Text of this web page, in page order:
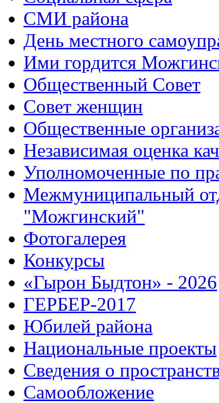
СМИ района
День местного
Ими гордится
Общественный Совет
Совет женщин
Общественные
Независимая оценка
Уполномоченные по
Межмуниципальный
"Можгинский"
Фотогалерея
Конкурсы
«Гырон Быдтон» - 2026
ГЕРБЕР-2017
Юбилей района
Национальные проекты
Сведения о
Самообложение